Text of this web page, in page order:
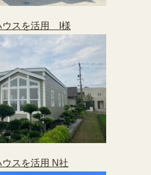
ウスを活用 I様
スを活用 N社